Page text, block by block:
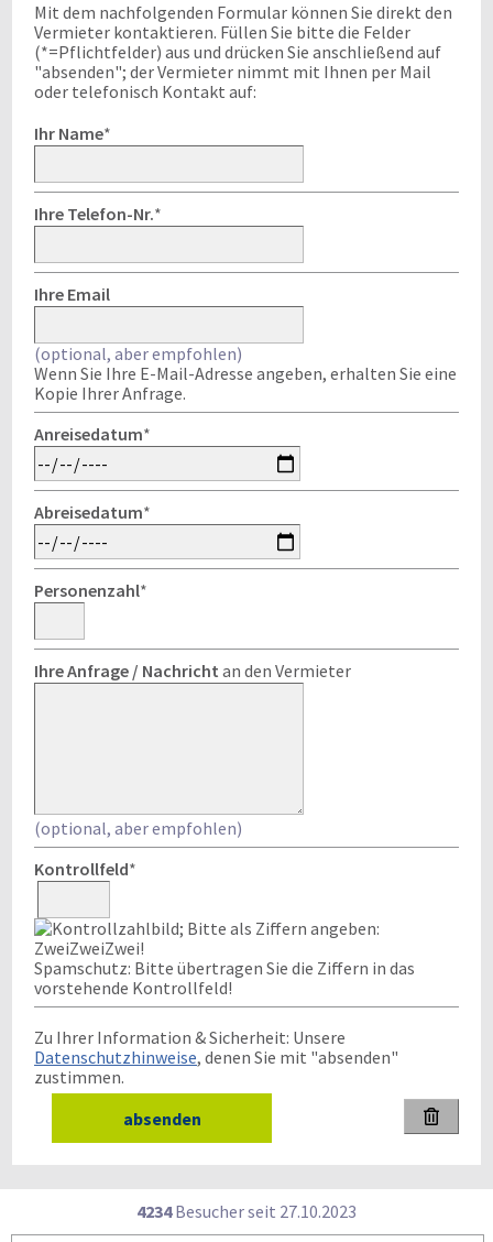
Mit dem nachfolgenden Formular können Sie direkt den
Vermieter kontaktieren. Füllen Sie bitte die Felder
(*=Pflichtfelder) aus und drücken Sie anschließend auf
"absenden"; der Vermieter nimmt mit Ihnen per Mail
oder telefonisch Kontakt auf:
Ihr Name*
Ihre Telefon-Nr.*
Ihre Email
(optional, aber empfohlen)
Wenn Sie Ihre E-Mail-Adresse angeben, erhalten Sie eine
Kopie Ihrer Anfrage.
Anreisedatum*
Abreisedatum*
Personenzahl*
Ihre Anfrage / Nachricht an den Vermieter
(optional, aber empfohlen)
Kontrollfeld*
Spamschutz: Bitte übertragen Sie die Ziffern in das
vorstehende Kontrollfeld!
Zu Ihrer Information & Sicherheit: Unsere
Datenschutzhinweise, denen Sie mit "absenden"
zustimmen.

4234Besucher seit 27.10.2023